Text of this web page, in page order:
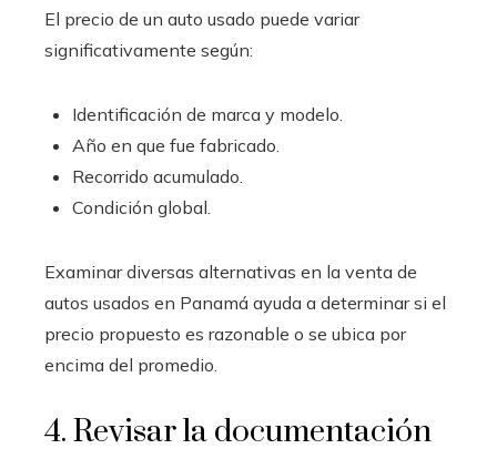
El precio de un auto usado puede variar
significativamente según:
Identificación de marca y modelo.
Año en que fue fabricado.
Recorrido acumulado.
Condición global.
Examinar diversas alternativas en la venta de
autos usados en Panamá ayuda a determinar si el
precio propuesto es razonable o se ubica por
encima del promedio.
4. Revisar la documentación